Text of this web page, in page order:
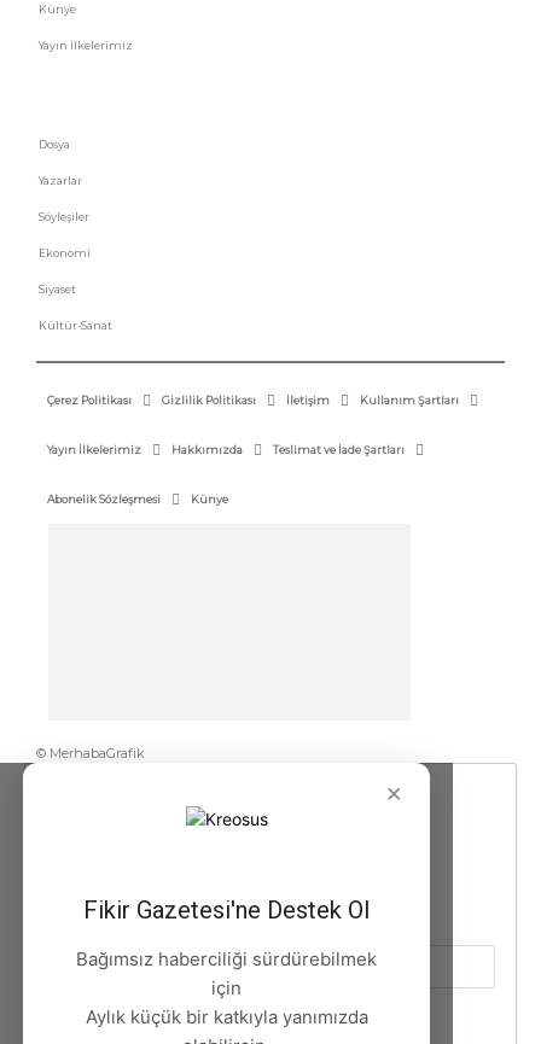
Künye
Yayın İlkelerimiz
Dosya
Yazarlar
Söyleşiler
Ekonomi
Siyaset
Kültür-Sanat
Çerez Politikası Gizlilik Politikası İletişim Kullanım Şartları
Yayın İlkelerimiz Hakkımızda Teslimat ve İade Şartları
Abonelik Sözleşmesi Künye
© MerhabaGrafik
×
Fikir Gazetesi'ne Destek Ol
Bağımsız haberciliği sürdürebilmek
için
Aylık küçük bir katkıyla yanımızda